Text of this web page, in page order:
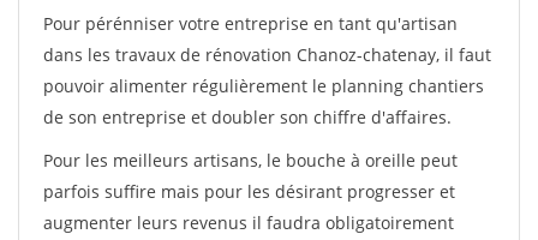
Pour pérénniser votre entreprise en tant qu'artisan
dans les travaux de rénovation Chanoz-chatenay, il faut
pouvoir alimenter régulièrement le planning chantiers
de son entreprise et doubler son chiffre d'affaires.
Pour les meilleurs artisans, le bouche à oreille peut
parfois suffire mais pour les désirant progresser et
augmenter leurs revenus il faudra obligatoirement